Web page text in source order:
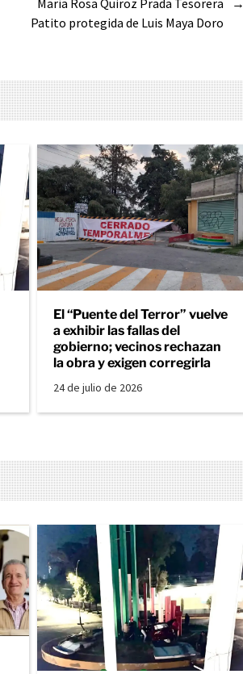
→
María Rosa Quiroz Prada Tesorera
Patito protegida de Luis Maya Doro
El “Puente del Terror” vuelve
a exhibir las fallas del
gobierno; vecinos rechazan
la obra y exigen corregirla
24 de julio de 2026